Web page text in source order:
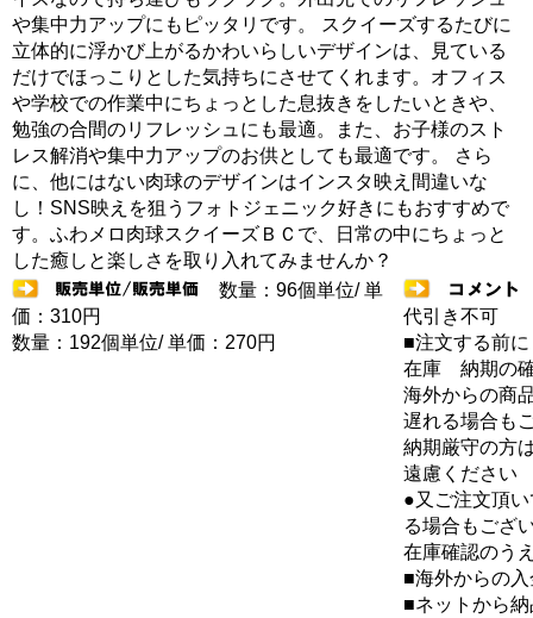
や集中力アップにもピッタリです。 スクイーズするたびに
立体的に浮かび上がるかわいらしいデザインは、見ている
だけでほっこりとした気持ちにさせてくれます。オフィス
や学校での作業中にちょっとした息抜きをしたいときや、
勉強の合間のリフレッシュにも最適。また、お子様のスト
レス解消や集中力アップのお供としても最適です。 さら
に、他にはない肉球のデザインはインスタ映え間違いな
し！SNS映えを狙うフォトジェニック好きにもおすすめで
す。ふわメロ肉球スクイーズＢＣで、日常の中にちょっと
した癒しと楽しさを取り入れてみませんか？
数量：96個単位/ 単
価：310円
数量：192個単位/ 単価：270円
代引き不可
■注文する前に
在庫 納期の
海外からの商
遅れる場合も
納期厳守の方
遠慮ください
●又ご注文頂
る場合もござ
在庫確認のう
■海外からの
■ネットから